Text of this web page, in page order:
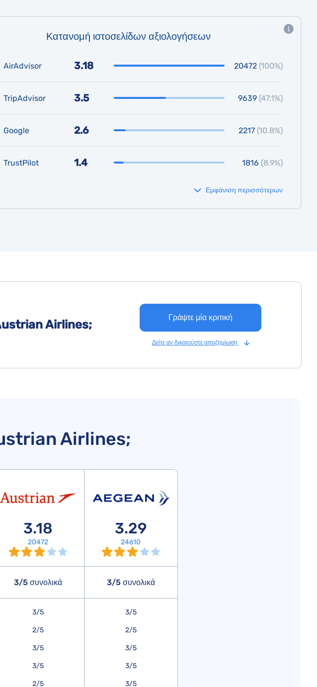
Κατανομή ιστοσελίδων αξιολογήσεων
AirAdvisor 3.18 20472 (100%)
TripAdvisor 3.5 9639 (47.1%)
Google 2.6 2217 (10.8%)
TrustPilot 1.4 1816 (8.9%)
Εμφάνιση περισσότερων
Airlines;
Γράψτε μία κριτική
Δείτε αν δικαιούστε αποζημίωση
Airlines;
3.18
20472
3/5 συνολικά
3/5
2/5
3/5
3/5
2/5
3.29
24610
3/5 συνολικά
3/5
2/5
3/5
3/5
3/5